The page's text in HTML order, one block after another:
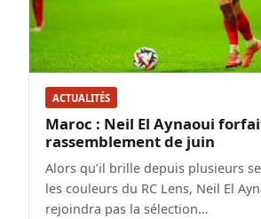
ACTUALITÉS
Maroc : Neil El Aynaoui
rassemblement de juin
Alors qu’il brille depuis plusieurs
les couleurs du RC Lens, Neil El
rejoindra pas la sélection…